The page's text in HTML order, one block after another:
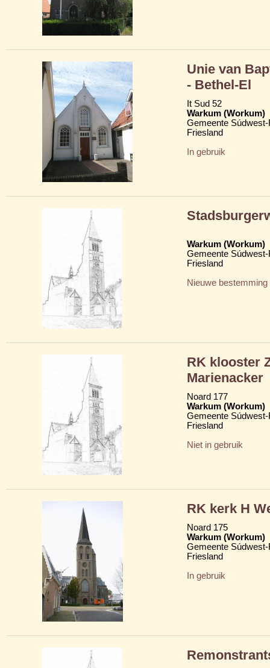
Unie van
- Bethel-El
It Sud 52
Warkum (Workum)
Gemeente
Friesland
In gebruik
Warkum (Workum)
Gemeente
Friesland
Nieuwe bestemming
RK klooster
Marienacker
Noard 177
Warkum (Workum)
Gemeente
Friesland
Niet in gebruik
RK kerk H
Noard 175
Warkum (Workum)
Gemeente
Friesland
In gebruik